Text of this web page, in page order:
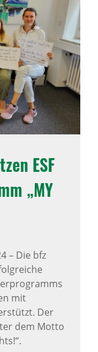
ESF
„MY
–Die bfz
mit
Der
dem Motto